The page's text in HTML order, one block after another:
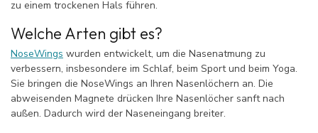
zu einem trockenen Hals führen.
Welche Arten gibt es?
NoseWings wurden entwickelt, um die Nasenatmung zu
verbessern, insbesondere im Schlaf, beim Sport und beim Yoga.
Sie bringen die NoseWings an Ihren Nasenlöchern an. Die
abweisenden Magnete drücken Ihre Nasenlöcher sanft nach
außen. Dadurch wird der Naseneingang breiter.